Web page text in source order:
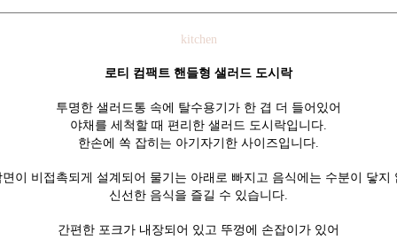
kitchen
로티 컴팩트 핸들형 샐러드 도시락
투명한 샐러드통 속에 탈수용기가 한 겹 더 들어있어
야채를 세척할 때 편리한 샐러드 도시락입니다.
한손에 쏙 잡히는 아기자기한 사이즈입니다.
면이 비접촉되게 설계되어 물기는 아래로 빠지고 음식에는 수분이 닿지
신선한 음식을 즐길 수 있습니다.
간편한 포크가 내장되어 있고 뚜껑에 손잡이가 있어